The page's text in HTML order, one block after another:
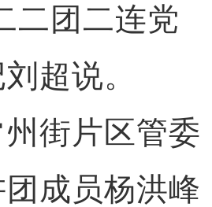
二团二连党
超说。
街片区管委
成员杨洪峰